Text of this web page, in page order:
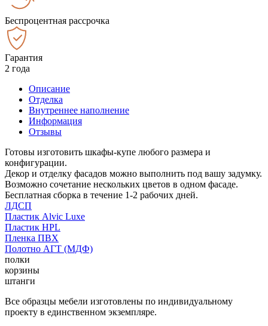
Беспроцентная рассрочка
Гарантия
2 года
Описание
Отделка
Внутреннее наполнение
Информация
Отзывы
Готовы изготовить шкафы-купе любого размера и
конфигурации.
Декор и отделку фасадов можно выполнить под вашу задумку.
Возможно сочетание нескольких цветов в одном фасаде.
Бесплатная сборка в течение 1-2 рабочих дней.
ЛДСП
Пластик Alvic Luxe
Пластик HPL
Пленка ПВХ
Полотно АГТ (МДФ)
полки
корзины
штанги
Все образцы мебели изготовлены по индивидуальному
проекту в единственном экземпляре.